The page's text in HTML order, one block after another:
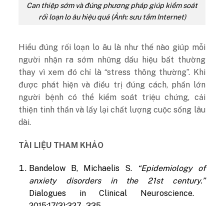
Can thiệp sớm và đúng phương pháp giúp kiểm soát
rối loạn lo âu hiệu quả (Ảnh: sưu tầm Internet)
Hiểu đúng rối loạn lo âu là như thế nào giúp mỗi
người nhận ra sớm những dấu hiệu bất thường
thay vì xem đó chỉ là “stress thông thường”. Khi
được phát hiện và điều trị đúng cách, phần lớn
người bệnh có thể kiểm soát triệu chứng, cải
thiện tinh thần và lấy lại chất lượng cuộc sống lâu
dài.
TÀI LIỆU THAM KHẢO
Bandelow B, Michaelis S.
“Epidemiology of
anxiety disorders in the 21st century.”
Dialogues in Clinical Neuroscience.